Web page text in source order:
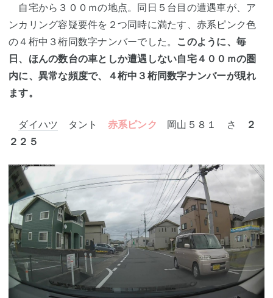
自宅から３００ｍの地点。同日５台目の遭遇車が、ア
ンカリング容疑要件を２つ同時に満たす、赤系ピンク色
の４桁中３桁同数字ナンバーでした。 このように、毎
日、ほんの数台の車としか遭遇しない自宅４００ｍの圏
内に、異常な頻度で、４桁中３桁同数字ナンバーが現れ
ます。
ダイハツ タント 赤系ピンク 岡山５８１ さ
２
２２５